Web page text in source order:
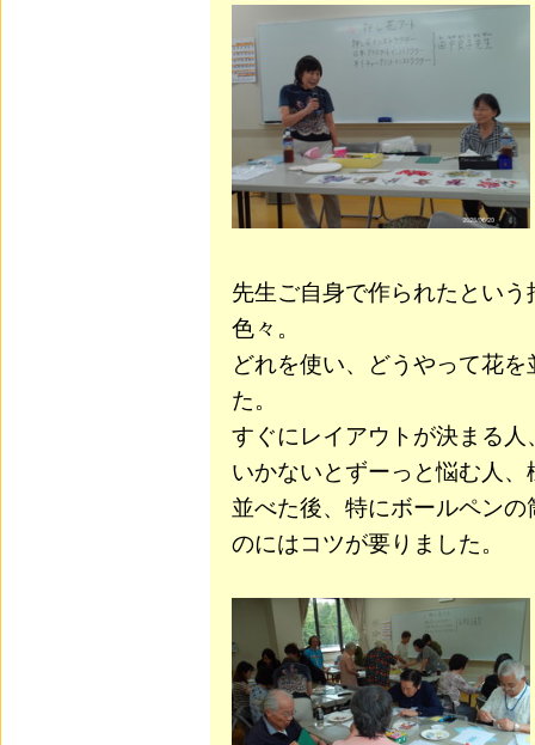
先生ご自身で作られたとい
色々。
どれを使い、どうやって花
た。
すぐにレイアウトが決まる
いかないとずーっと悩む人、
並べた後、特にボールペン
のにはコツが要りました。